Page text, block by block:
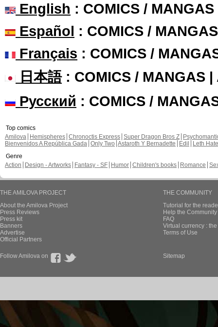
English : COMICS /
Español : COMICS /
Français : COMICS /
日本語: COMICS / MANGAS |
Русский : COMICS /
Top comics
Amilova
Hemispheres Chronoctis Express Super Dragon Bros Z
Bienvenidos A República Gada Only Two Astaroth Y Bernadette Edil
Leth Hate
Genre
Action
Design - Artworks Fantasy - SF Humor Children's books Romance
THE AMILOVA PROJECT
About the Amilova Project
Press Reviews
Press kit
Banners
Advertise
Official Partners
THE COMMUNITY
Tutorial for the
Help the
FAQ
Virtual currency :
Terms of Use
Follow Amilova on Sitemap